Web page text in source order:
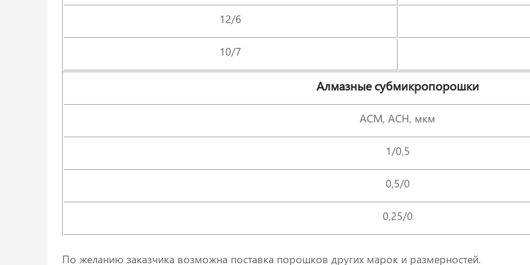
12/6
10/7
Алмазные субмикропорошки
АСМ, АСН, мкм
1/0,5
0,5/0
0,25/0
По желанию заказчика возможна поставка порошков других марок и размерностей.